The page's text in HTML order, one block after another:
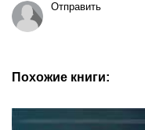
Отправить
Похожие книги: